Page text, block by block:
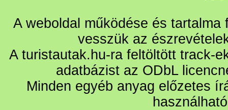
A weboldal működése és
vesszük az
A turistautak.hu-ra feltöltött track-
adatbázist az ODbL
Minden egyéb anyag előzetes